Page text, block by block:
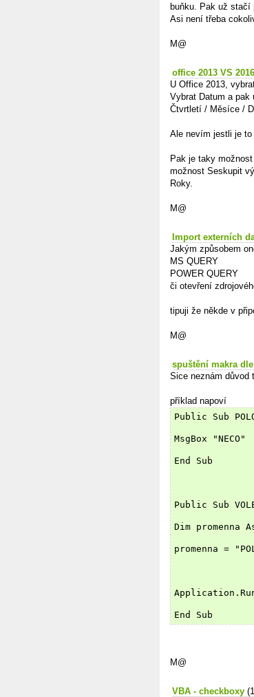
buňku. Pak už stačí
Asi není třeba
M@
office 2013 VS 2016
U Office 2013,
Vybrat Datum a pak
Čtvrtletí / Měsíce /
Ale nevím jestli je
Pak je taky
možnost Seskupit
Roky.
M@
Import externích
Jakým způsobem
MS QUERY
POWER QUERY
či otevření
tipuji že někde v
M@
spuštění makra
Sice neznám důvod
příklad napoví
Public Sub
MsgBox "NECO"
End Sub
Public Sub
Dim promenna
promenna =
End Sub
M@
VBA - checkboxy